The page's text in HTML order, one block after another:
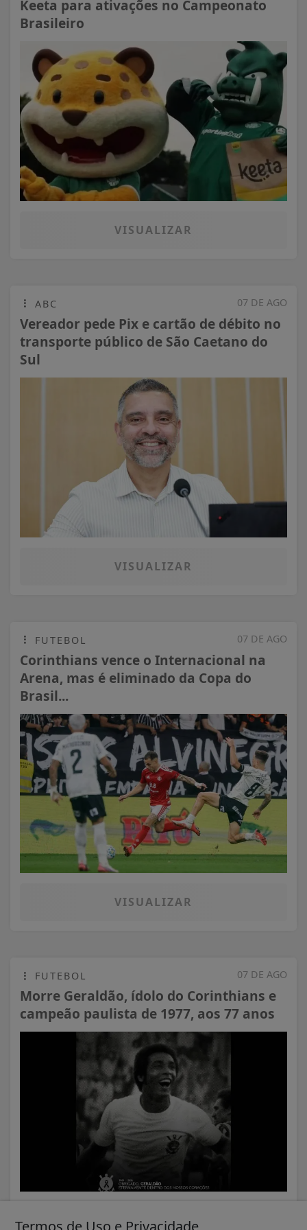
Keeta para ativações no Campeonato
Brasileiro
VISUALIZAR
07 DE AGO
ABC
Vereador pede Pix e cartão de débito no
transporte público de São Caetano do
Sul
VISUALIZAR
07 DE AGO
FUTEBOL
Corinthians vence o Internacional na
Arena, mas é eliminado da Copa do
Brasil...
VISUALIZAR
07 DE AGO
FUTEBOL
Morre Geraldão, ídolo do Corinthians e
campeão paulista de 1977, aos 77 anos
VISUALIZAR
Termos de Uso e Privacidade